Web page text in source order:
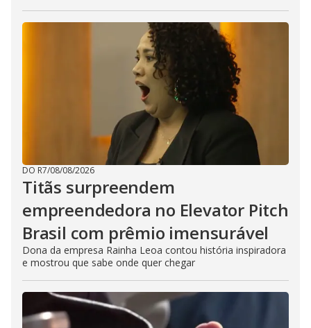
DO R7/08/08/2026
Titãs surpreendem
empreendedora no Elevator Pitch
Brasil com prêmio imensurável
Dona da empresa Rainha Leoa contou história inspiradora
e mostrou que sabe onde quer chegar